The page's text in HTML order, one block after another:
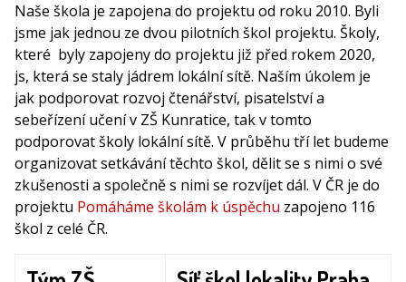
Naše škola je zapojena do projektu od roku 2010. Byli
jsme jak jednou ze dvou pilotních škol projektu. Školy,
které byly zapojeny do projektu již před rokem 2020,
js, která se staly jádrem lokální sítě. Naším úkolem je
jak podporovat rozvoj čtenářství, pisatelství a
sebeřízení učení v ZŠ Kunratice, tak v tomto
podporovat školy lokální sítě. V průběhu tří let budeme
organizovat setkávání těchto škol, dělit se s nimi o své
zkušenosti a společně s nimi se rozvíjet dál. V ČR je do
projektu Pomáháme školám k úspěchu zapojeno 116
škol z celé ČR.